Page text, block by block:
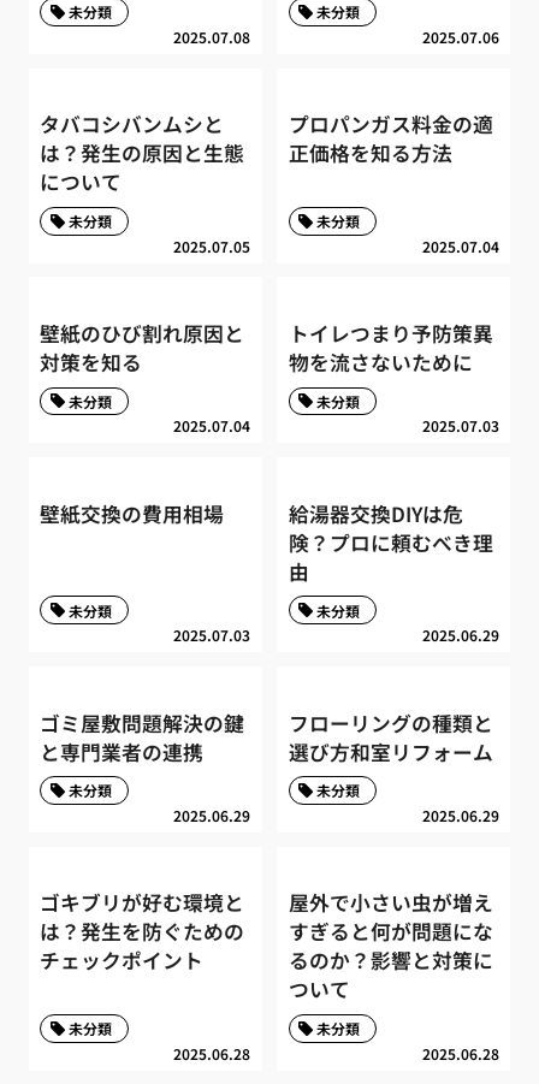
2025.07.08
未分類
2025.07.06
未分類
タバコシバンムシと
は？発生の原因と生態
について
2025.07.05
未分類
プロパンガス料金の適
正価格を知る方法
2025.07.04
未分類
壁紙のひび割れ原因と
対策を知る
2025.07.04
未分類
トイレつまり予防策異
物を流さないために
2025.07.03
未分類
壁紙交換の費用相場
2025.07.03
未分類
給湯器交換DIYは危
険？プロに頼むべき理
由
2025.06.29
未分類
ゴミ屋敷問題解決の鍵
と専門業者の連携
2025.06.29
未分類
フローリングの種類と
選び方和室リフォーム
2025.06.29
未分類
ゴキブリが好む環境と
は？発生を防ぐための
チェックポイント
2025.06.28
未分類
屋外で小さい虫が増え
すぎると何が問題にな
るのか？影響と対策に
ついて
2025.06.28
未分類